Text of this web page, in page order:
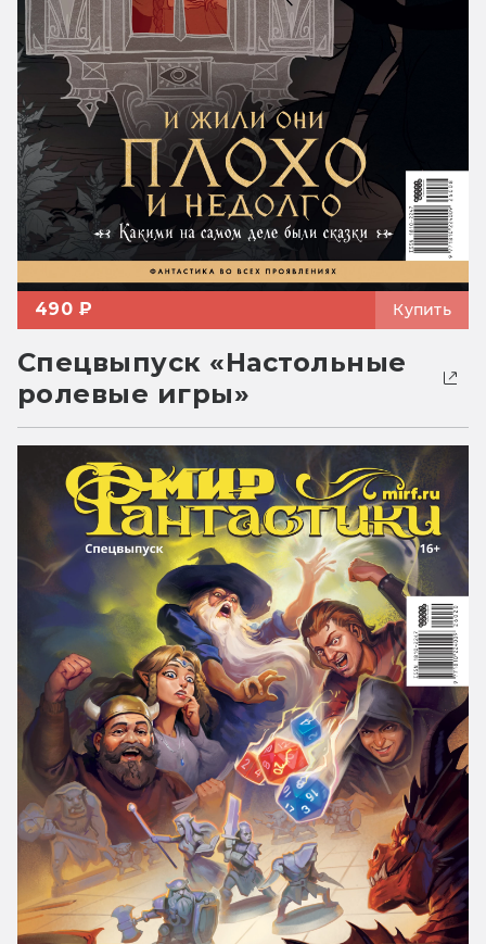
490 ₽ Купить
Спецвыпуск «Настольные
ролевые игры»